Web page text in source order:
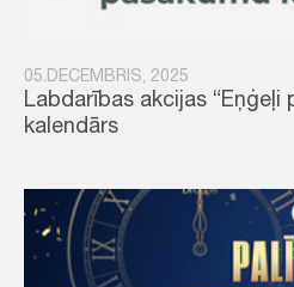
05.DECEMBRIS, 2025
Labdarības akcijas “Eņģeļi
kalendārs